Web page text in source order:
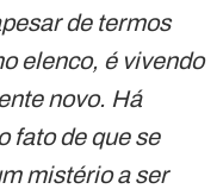
de termos
elenco, é vivendo
novo. Há
fato de que se
mistério a ser